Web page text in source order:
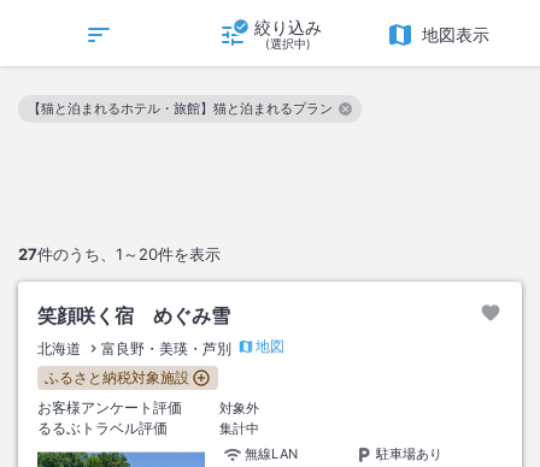
絞り込み
(選択中) 地図表示
27件のうち、 1～20件を表示
【猫と泊まれるホテル・旅館】猫と泊まれるプラン
この絞り込み条件を解除
笑顔咲く宿 めぐみ雪
北海道 富良野・美瑛・芦別
地図
ふるさと納税対象施設
お客様アンケート評価
対象外
るるぶトラベル評価
集計中
無線LAN
駐車場あり